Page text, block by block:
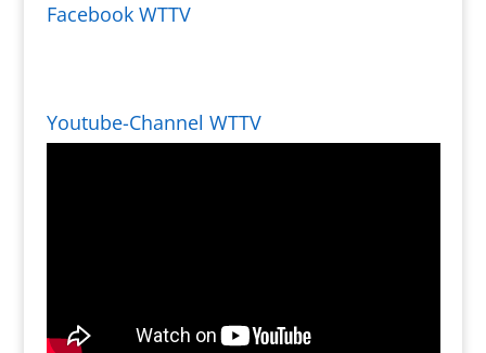
Facebook WTTV
Youtube-Channel WTTV